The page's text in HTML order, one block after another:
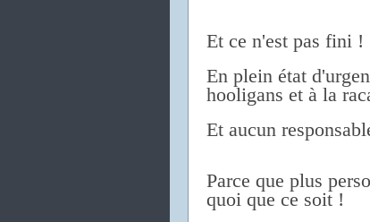
Et ce n'est pas fini !
En plein état
hooligans et à la
Et aucun
Parce que plus
quoi que ce soit !